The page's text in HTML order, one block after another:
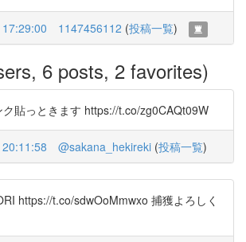
1147456112 (投稿一覧)
6 posts, 2 favorites)
貼っときます https://t.co/zg0CAQt09W
@sakana_hekireki (投稿一覧)
https://t.co/sdwOoMmwxo 捕獲よろしく